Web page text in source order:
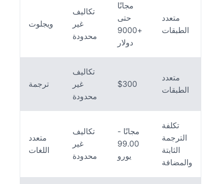
ويجلوت
تكاليف
غير
محدودة
مجانًا
حتى
+9000
دولار
متعدد
الطبقات
ترجمة
تكاليف
غير
محدودة
$300
متعدد
الطبقات
متعدد
اللغات
تكاليف
غير
محدودة
مجانًا -
99.00
يورو
تكلفة
الترجمة
الثابتة
والمضافة